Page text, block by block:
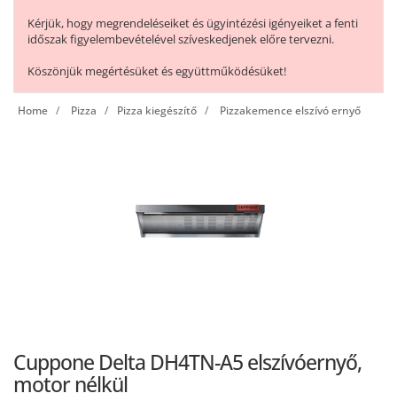
Kérjük, hogy megrendeléseiket és ügyintézési igényeiket a fenti
időszak figyelembevételével szíveskedjenek előre tervezni.
Köszönjük megértésüket és együttműködésüket!
Home Pizza Pizza kiegészítő Pizzakemence elszívó ernyő
Cuppone Delta DH4TN-A5 elszívóernyő,
motor nélkül